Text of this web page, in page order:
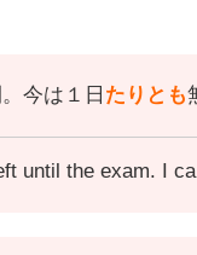
今は１日 たりとも
until the exam. I